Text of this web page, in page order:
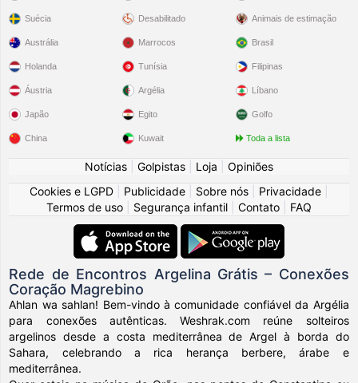
Suécia Desabilitado Animais de estimação
Austrália
Holanda
Áustria
Japão
China
Marrocos
Tunísia
Argélia
Egito
Kuwait
Brasil
Filipinas
Líbano
Golfo
Toda a lista
Notícias Golpistas Loja
Opiniões
Cookies e LGPD
Publicidade Sobre nós Privacidade
Termos de uso
Segurança infantil Contato FAQ
Rede de Encontros Argelina Grátis – Conexões
Coração Magrebino
Ahlan wa sahlan! Bem-vindo à comunidade confiável da Argélia
para conexões autênticas. Weshrak.com reúne solteiros
argelinos desde a costa mediterrânea de Argel à borda do
Sahara, celebrando a rica herança berbere, árabe e
mediterrânea.